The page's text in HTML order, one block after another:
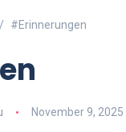
#Erinnerungen
November 9, 2025